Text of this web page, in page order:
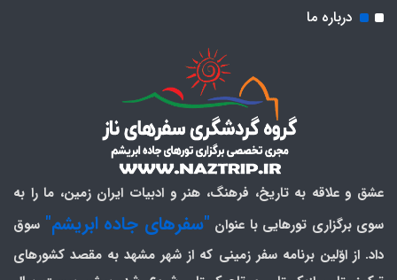
درباره ما
عشق و علاقه به تاریخ، فرهنگ، هنر و ادبیات ایران زمین، ما را به
سوی برگزاری تورهایی با عنوان "سفرهای جاده ابریشم" سوق
داد. از اوّلین برنامه سفر زمینی که از شهر مشهد به مقصد کشورهای